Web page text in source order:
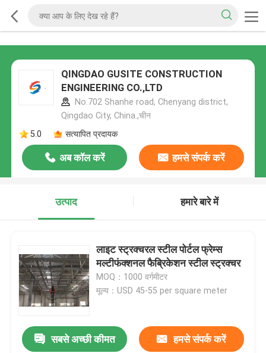
QINGDAO GUSITE CONSTRUCTION
ENGINEERING CO.,LTD
No.702 Shanhe road, Chenyang district,
Qingdao City, China.,चीन
5.0
सत्यापित प्रदायक
अब कॉल करें हमसे संपर्क करें
उत्पाद हमारे बारे में
लाइट स्ट्रक्चरल स्टील पोर्टल फ्रेम्स
मल्टीफंक्शनल फैब्रिकेशन स्टील स्ट्रक्चर
MOQ：1000 वर्गमीटर
मूल्य：USD 45-55 per square meter
सबसे अच्छी कीमत हमसे संपर्क करें